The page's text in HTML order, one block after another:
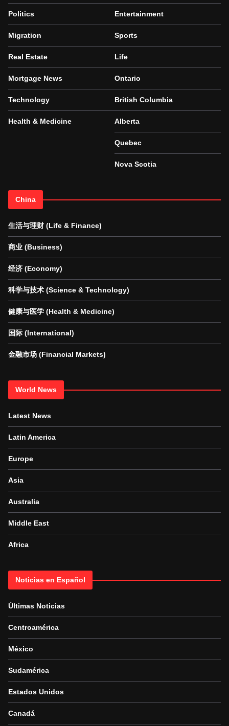
Politics
Migration
Real Estate
Mortgage News
Technology
Health & Medicine
Entertainment
Sports
Life
Ontario
British Columbia
Alberta
Quebec
Nova Scotia
China
生活与理财 (Life & Finance)
商业 (Business)
经济 (Economy)
科学与技术 (Science & Technology)
健康与医学 (Health & Medicine)
国际 (International)
金融市场 (Financial Markets)
World News
Latest News
Latin America
Europe
Asia
Australia
Middle East
Africa
Noticias en Español
Últimas Noticias
Centroamérica
México
Sudamérica
Estados Unidos
Canadá